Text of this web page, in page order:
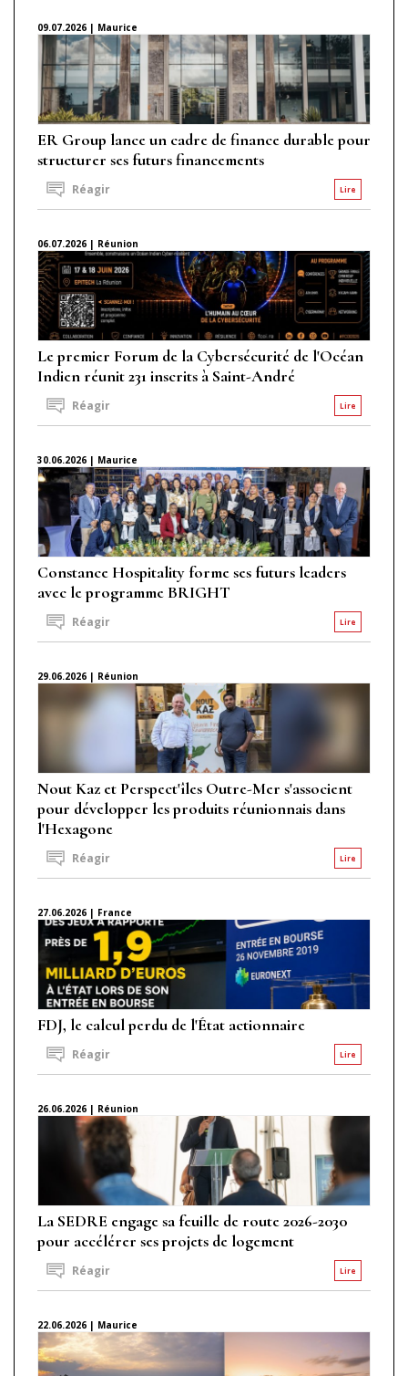
09.07.2026 | Maurice
ER Group lance un cadre de finance durable pour
structurer ses futurs financements
Lire
Réagir
06.07.2026 | Réunion
Le premier Forum de la Cybersécurité de l'Océan
Indien réunit 231 inscrits à Saint-André
Lire
Réagir
30.06.2026 | Maurice
Constance Hospitality forme ses futurs leaders
avec le programme BRIGHT
Lire
Réagir
29.06.2026 | Réunion
Nout Kaz et Perspect'îles Outre-Mer s'associent
pour développer les produits réunionnais dans
l'Hexagone
Lire
Réagir
27.06.2026 | France
FDJ, le calcul perdu de l'État actionnaire
Lire
Réagir
26.06.2026 | Réunion
La SEDRE engage sa feuille de route 2026-2030
pour accélérer ses projets de logement
Lire
Réagir
22.06.2026 | Maurice